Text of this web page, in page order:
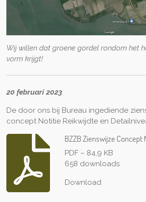
Wij willen dat groene gordel rondom het
vorm krijgt!
20 februari 2023
De door ons bij Bureau ingediende
concept Notitie Reikwijdte en
BZZB Zienswijze
PDF – 84,9 KB
658 downloads
Download